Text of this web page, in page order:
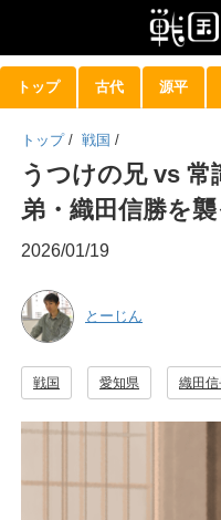
トップ 古代 源平
トップ / 戦国 /
うつけの兄 vs 常
弟・織田信勝を
2026/01/19
とーじん
戦国 愛知県 織田